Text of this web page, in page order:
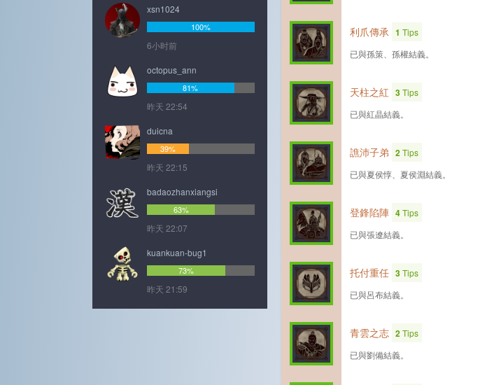
利爪傳承 1 Tips
已與孫策、孫權結義。
天柱之紅 3Tips
已與紅晶結義。
譙沛子弟 2Tips
已與夏侯惇、夏侯淵結義。
登鋒陷陣 4Tips
已與張遼結義。
托付重任 3Tips
已與呂布結義。
青雲之志 2Tips
已與劉備結義。
xsn1024
100%
6小时前
octopus_ann
81%
昨天 22:54
duicna
39%
昨天 22:15
badaozhanxiangsi
63%
昨天 22:07
kuankuan-bug1
73%
昨天 21:59